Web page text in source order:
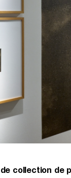
collection de